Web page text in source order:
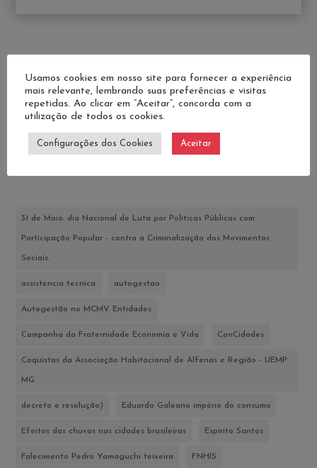
Tags
31 de Maio: dia Nacional de Luta por Políticas Públicas com
Participação Popular - contra a Criminalização dos Movimentos
Sociais.
assistencia tecnica autogestao
Autogestão no MCMV Entidades
Campanha da Fraternidade Economia e Vida ConCidades
Coquistas da Associação Habitacional de Alfenas e Região - UEMP
MG
decreto e resolução) Eduardo Galeano império do consumo
Efeitos das chuvas nas cidades brasileiras Espirito Santos
Falecimento Pedro Yamaguchi teixeira FNHIS
Usamos cookies em nosso site para fornecer a experiência
mais relevante, lembrando suas preferências e visitas
repetidas. Ao clicar em “Aceitar”, concorda com a
utilização de todos os cookies.
Configurações dos Cookies Aceitar